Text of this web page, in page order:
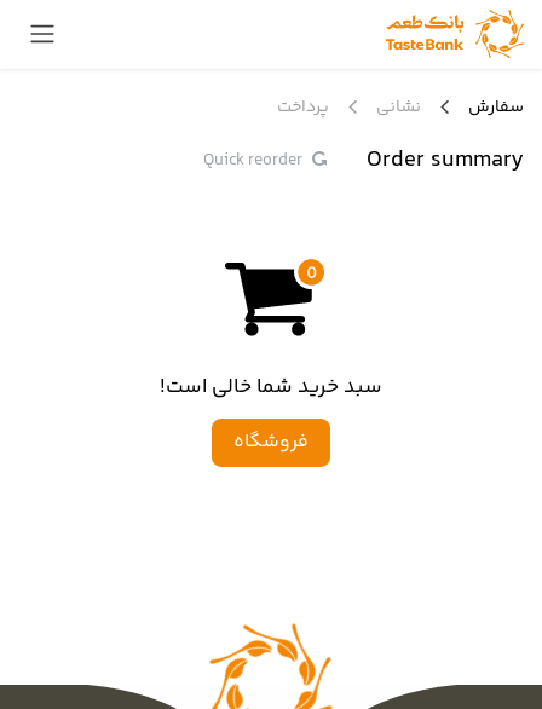
Skip to Content
سفارش نشانی پرداخت
Order summary
Quick reorder
سبد خرید شما خالی است!
فروشگاه